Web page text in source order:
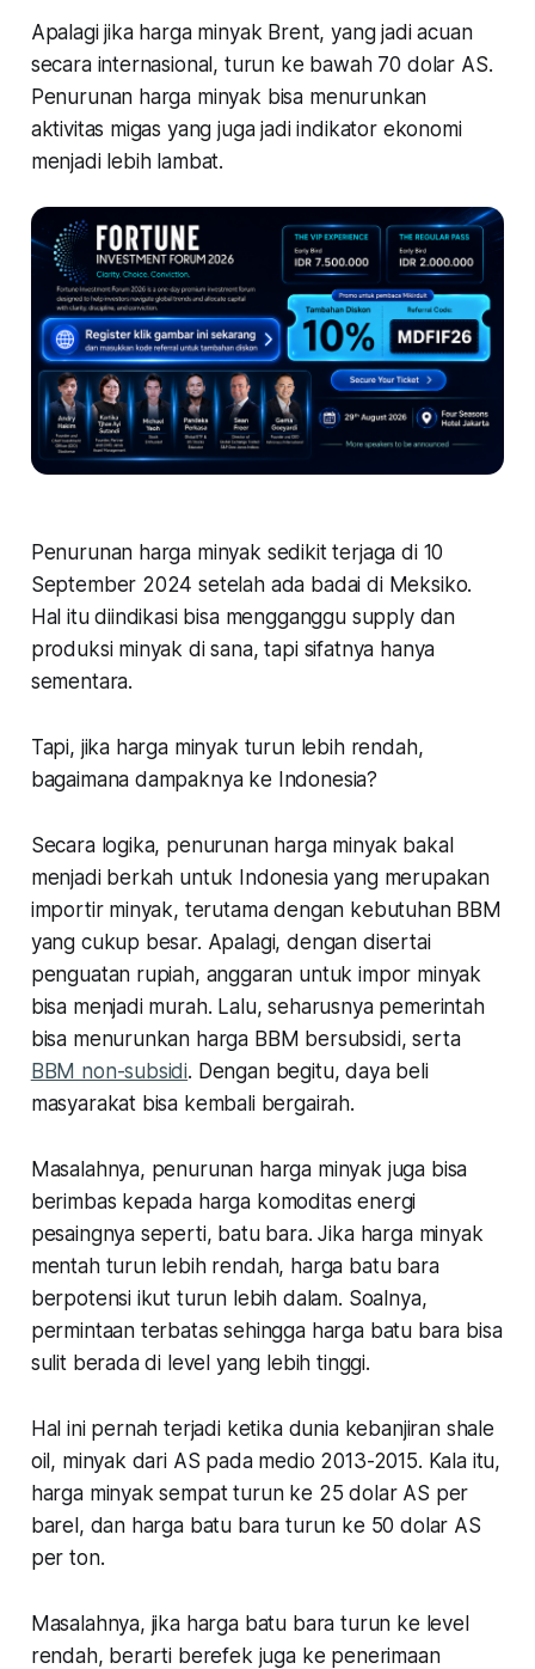
Apalagi jika harga minyak Brent, yang jadi acuan
secara internasional, turun ke bawah 70 dolar AS.
Penurunan harga minyak bisa menurunkan
aktivitas migas yang juga jadi indikator ekonomi
menjadi lebih lambat.
Penurunan harga minyak sedikit terjaga di 10
September 2024 setelah ada badai di Meksiko.
Hal itu diindikasi bisa mengganggu supply dan
produksi minyak di sana, tapi sifatnya hanya
sementara.
Tapi, jika harga minyak turun lebih rendah,
bagaimana dampaknya ke Indonesia?
Secara logika, penurunan harga minyak bakal
menjadi berkah untuk Indonesia yang merupakan
importir minyak, terutama dengan kebutuhan BBM
yang cukup besar. Apalagi, dengan disertai
penguatan rupiah, anggaran untuk impor minyak
bisa menjadi murah. Lalu, seharusnya pemerintah
bisa menurunkan harga BBM bersubsidi, serta
BBM non-subsidi. Dengan begitu, daya beli
masyarakat bisa kembali bergairah.
Masalahnya, penurunan harga minyak juga bisa
berimbas kepada harga komoditas energi
pesaingnya seperti, batu bara. Jika harga minyak
mentah turun lebih rendah, harga batu bara
berpotensi ikut turun lebih dalam. Soalnya,
permintaan terbatas sehingga harga batu bara bisa
sulit berada di level yang lebih tinggi.
Hal ini pernah terjadi ketika dunia kebanjiran shale
oil, minyak dari AS pada medio 2013-2015. Kala itu,
harga minyak sempat turun ke 25 dolar AS per
barel, dan harga batu bara turun ke 50 dolar AS
per ton.
Masalahnya, jika harga batu bara turun ke level
rendah, berarti berefek juga ke penerimaan